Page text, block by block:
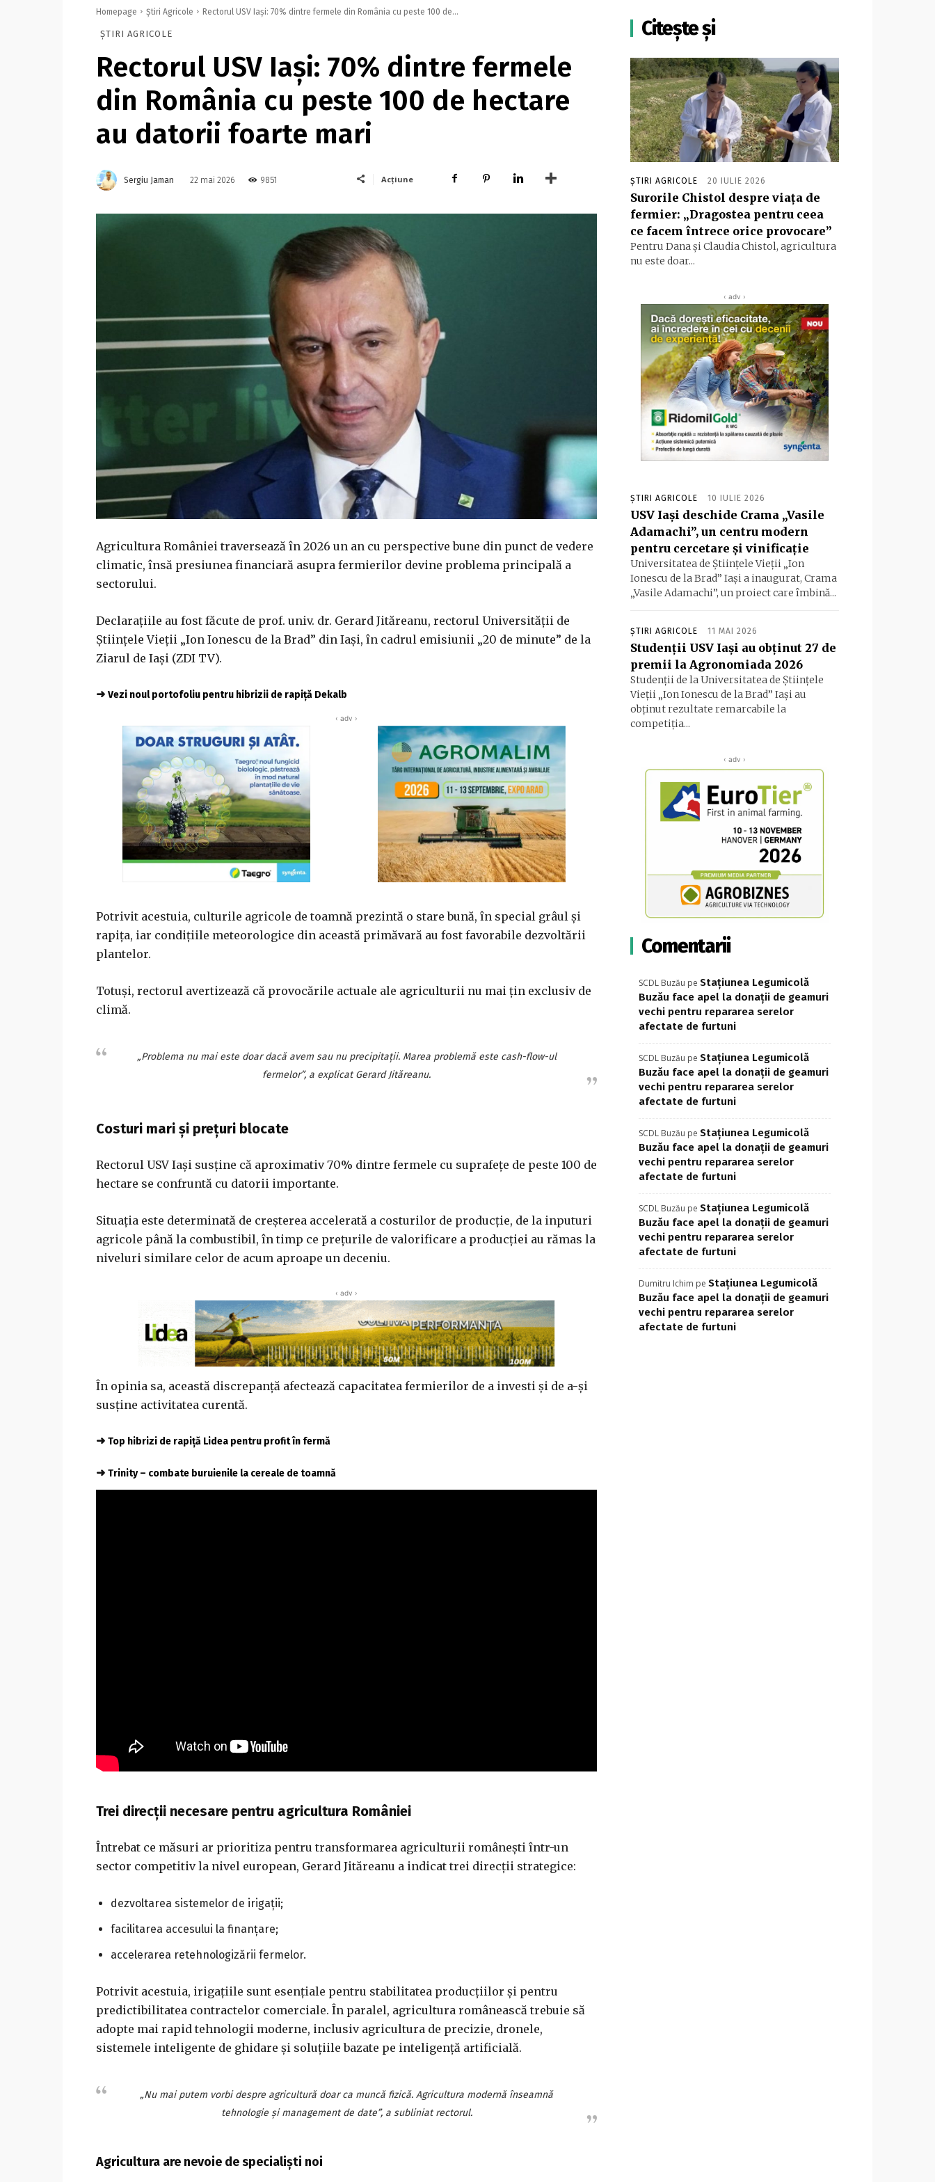
Homepage Știri Agricole Rectorul USV Iași: 70% dintre fermele din România cu peste 100 de...
ȘTIRI AGRICOLE
Rectorul USV Iași: 70% dintre fermele
din România cu peste 100 de hectare
au datorii foarte mari
Sergiu Jaman 22 mai 2026 9851 Acțiune
Agricultura României traversează în 2026 un an cu perspective bune din punct de vedere
climatic, însă presiunea financiară asupra fermierilor devine problema principală a
sectorului.
Declarațiile au fost făcute de prof. univ. dr. Gerard Jităreanu, rectorul Universității de
Științele Vieții „Ion Ionescu de la Brad” din Iași, în cadrul emisiunii „20 de minute” de la
Ziarul de Iași (ZDI TV).
➜ Vezi noul portofoliu pentru hibrizii de rapiță Dekalb
‹ adv ›
Potrivit acestuia, culturile agricole de toamnă prezintă o stare bună, în special grâul și
rapița, iar condițiile meteorologice din această primăvară au fost favorabile dezvoltării
plantelor.
Totuși, rectorul avertizează că provocările actuale ale agriculturii nu mai țin exclusiv de
climă.
„Problema nu mai este doar dacă avem sau nu precipitații. Marea problemă este cash-flow-ul
fermelor”, a explicat Gerard Jităreanu.
Costuri mari și prețuri blocate
Rectorul USV Iași susține că aproximativ 70% dintre fermele cu suprafețe de peste 100 de
hectare se confruntă cu datorii importante.
Situația este determinată de creșterea accelerată a costurilor de producție, de la inputuri
agricole până la combustibil, în timp ce prețurile de valorificare a producției au rămas la
niveluri similare celor de acum aproape un deceniu.
‹ adv ›
În opinia sa, această discrepanță afectează capacitatea fermierilor de a investi și de a-și
susține activitatea curentă.
➜ Top hibrizi de rapiță Lidea pentru profit în fermă
➜ Trinity – combate buruienile la cereale de toamnă
Trei direcții necesare pentru agricultura României
Întrebat ce măsuri ar prioritiza pentru transformarea agriculturii românești într-un
sector competitiv la nivel european, Gerard Jităreanu a indicat trei direcții strategice:
dezvoltarea sistemelor de irigații;
facilitarea accesului la finanțare;
accelerarea retehnologizării fermelor.
Potrivit acestuia, irigațiile sunt esențiale pentru stabilitatea producțiilor și pentru
predictibilitatea contractelor comerciale. În paralel, agricultura românească trebuie să
adopte mai rapid tehnologii moderne, inclusiv agricultura de precizie, dronele,
sistemele inteligente de ghidare și soluțiile bazate pe inteligență artificială.
„Nu mai putem vorbi despre agricultură doar ca muncă fizică. Agricultura modernă înseamnă
tehnologie și management de date”, a subliniat rectorul.
Agricultura are nevoie de specialiști noi
Citește și
ȘTIRI AGRICOLE 20 IULIE 2026
Surorile Chistol despre viața de
fermier: „Dragostea pentru ceea
ce facem întrece orice provocare”
Pentru Dana și Claudia Chistol, agricultura
nu este doar...
‹ adv ›
ȘTIRI AGRICOLE 10 IULIE 2026
USV Iași deschide Crama „Vasile
Adamachi”, un centru modern
pentru cercetare și vinificație
Universitatea de Ştiinţele Vieții „Ion
Ionescu de la Brad” Iaşi a inaugurat, Crama
„Vasile Adamachi”, un proiect care îmbină...
ȘTIRI AGRICOLE 11 MAI 2026
Studenții USV Iași au obținut 27 de
premii la Agronomiada 2026
Studenții de la Universitatea de Ştiinţele
Vieții „Ion Ionescu de la Brad” Iaşi au
obținut rezultate remarcabile la
competiția...
‹ adv ›
Comentarii
SCDL Buzău pe Stațiunea Legumicolă
Buzău face apel la donații de geamuri
vechi pentru repararea serelor
afectate de furtuni
SCDL Buzău pe Stațiunea Legumicolă
Buzău face apel la donații de geamuri
vechi pentru repararea serelor
afectate de furtuni
SCDL Buzău pe Stațiunea Legumicolă
Buzău face apel la donații de geamuri
vechi pentru repararea serelor
afectate de furtuni
SCDL Buzău pe Stațiunea Legumicolă
Buzău face apel la donații de geamuri
vechi pentru repararea serelor
afectate de furtuni
Dumitru Ichim pe Stațiunea Legumicolă
Buzău face apel la donații de geamuri
vechi pentru repararea serelor
afectate de furtuni